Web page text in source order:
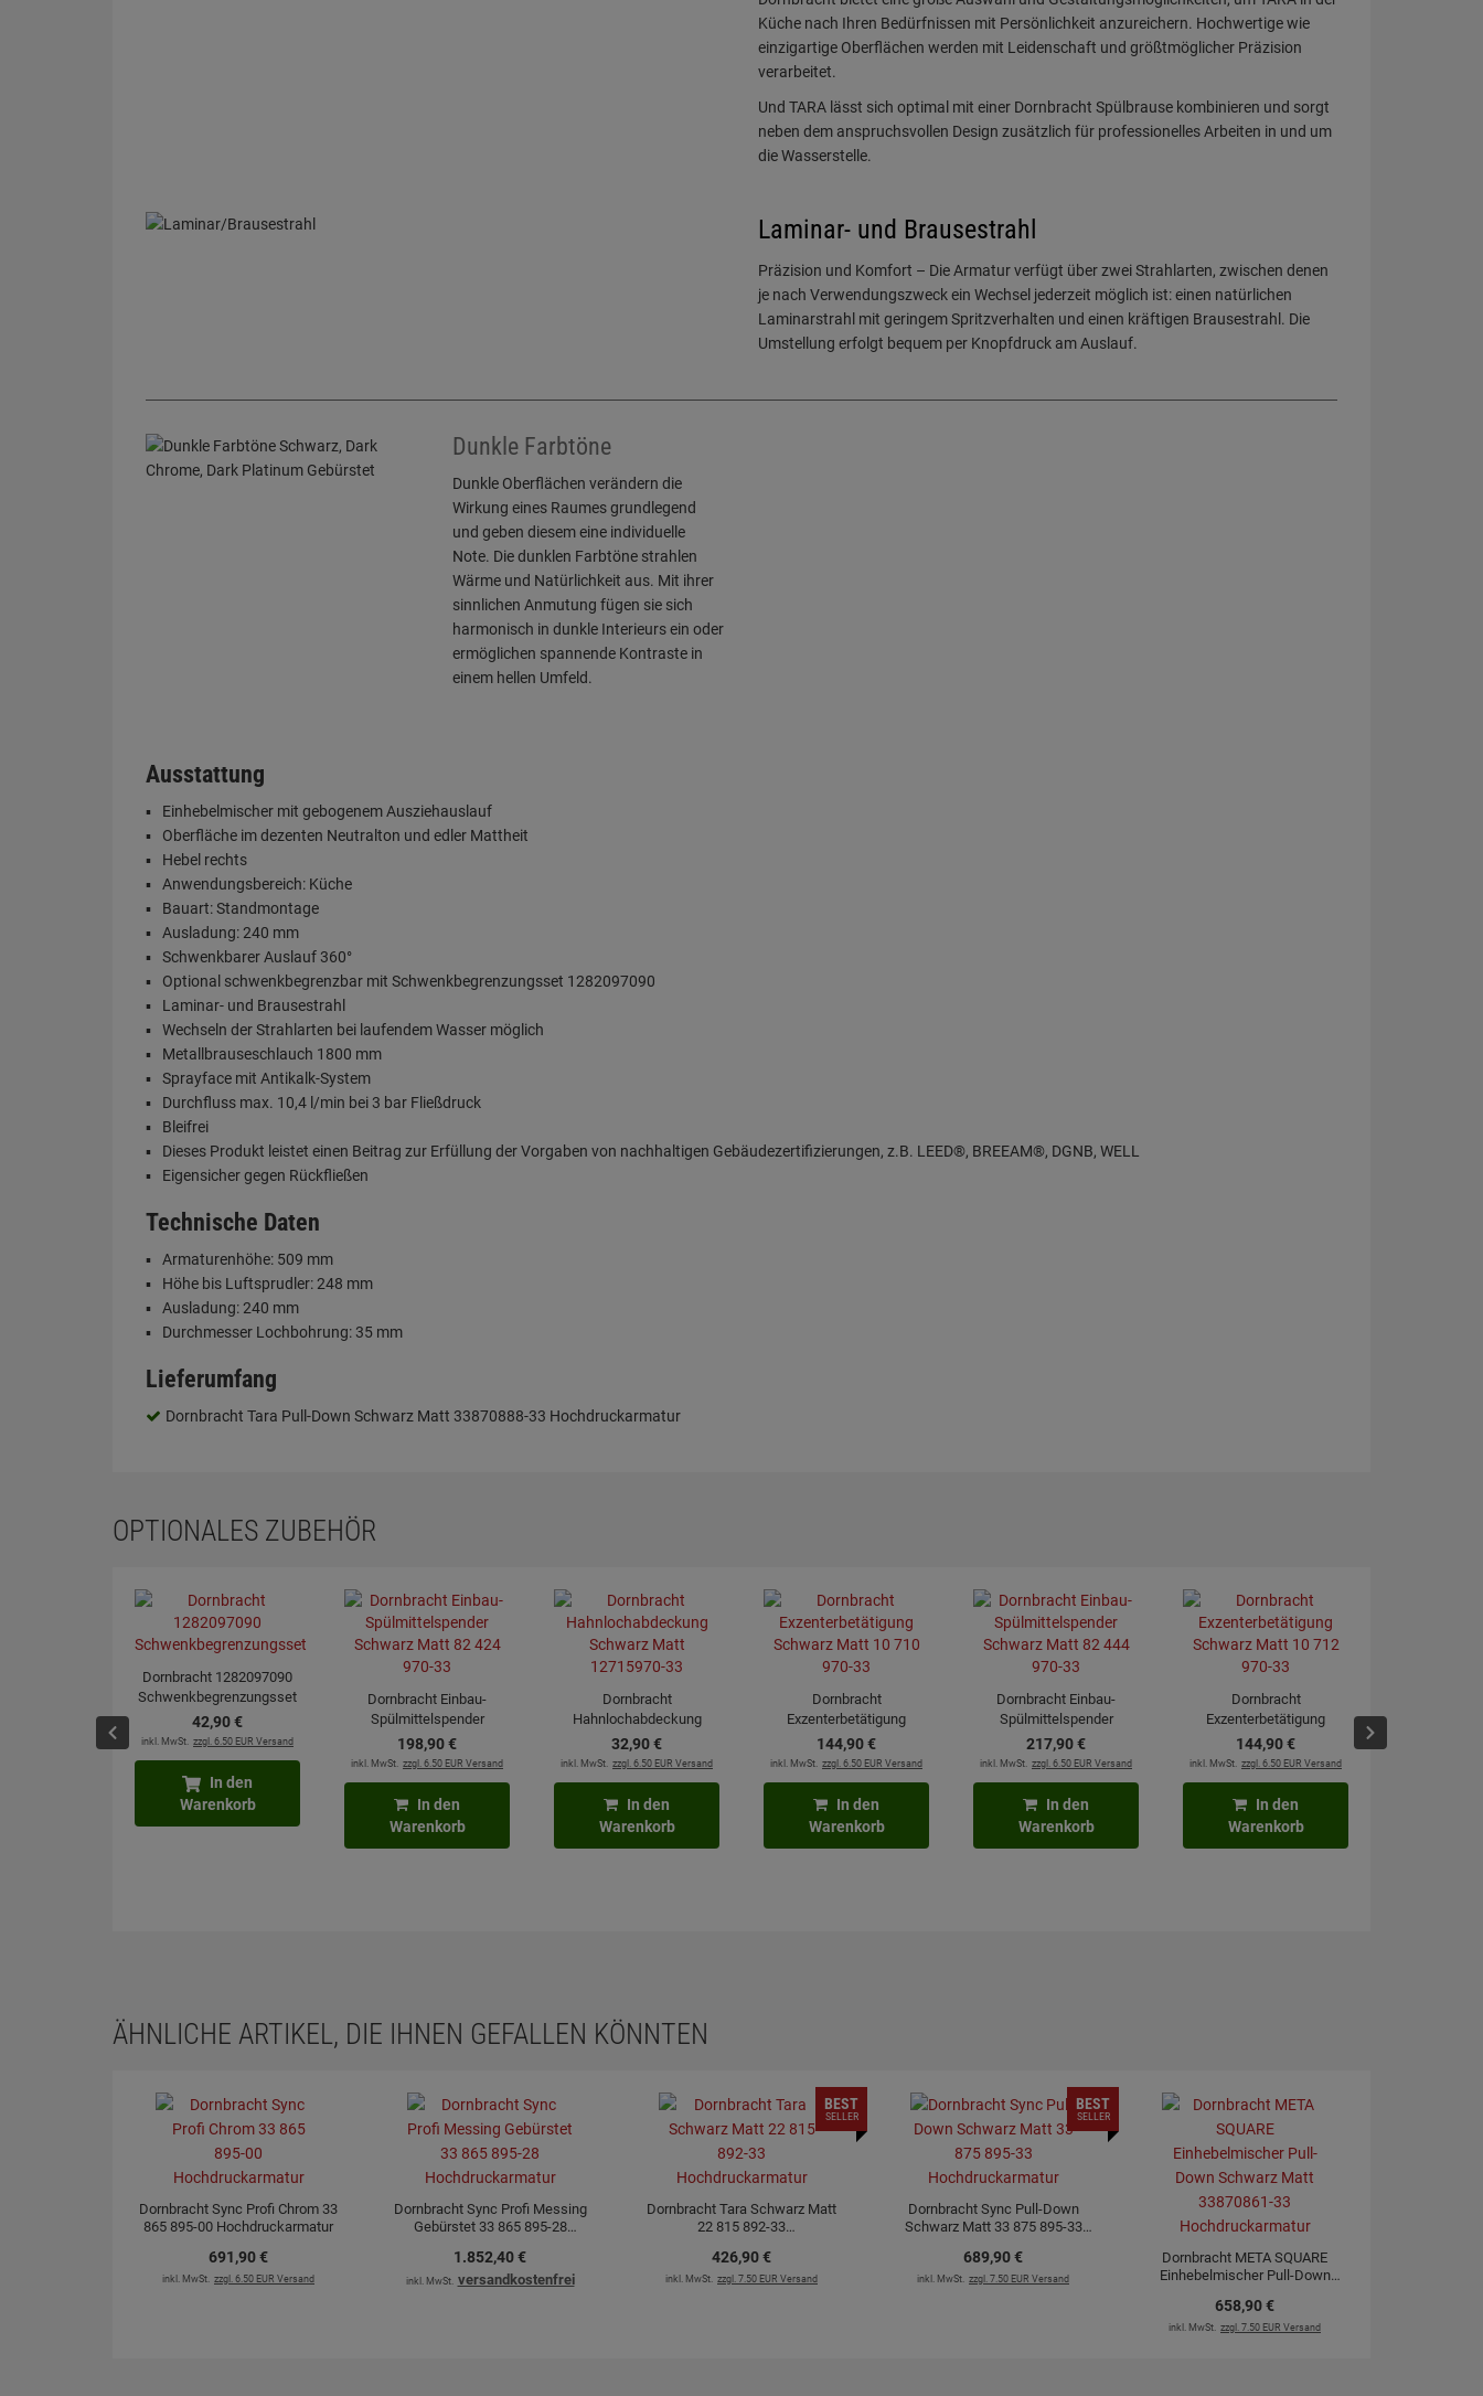
Küche nach Ihren Bedürfnissen mit Persönlichkeit anzureichern. Hochwertige wie
einzigartige Oberflächen werden mit Leidenschaft und größtmöglicher Präzision
verarbeitet.
Und TARA lässt sich optimal mit einer Dornbracht Spülbrause kombinieren und sorgt
neben dem anspruchsvollen Design zusätzlich für professionelles Arbeiten in und um
die Wasserstelle.
Laminar- und Brausestrahl
Präzision und Komfort – Die Armatur verfügt über zwei Strahlarten, zwischen denen
je nach Verwendungszweck ein Wechsel jederzeit möglich ist: einen natürlichen
Laminarstrahl mit geringem Spritzverhalten und einen kräftigen Brausestrahl. Die
Umstellung erfolgt bequem per Knopfdruck am Auslauf.
Dunkle Farbtöne
Dunkle Oberflächen verändern die
Wirkung eines Raumes grundlegend
und geben diesem eine individuelle
Note. Die dunklen Farbtöne strahlen
Wärme und Natürlichkeit aus. Mit ihrer
sinnlichen Anmutung fügen sie sich
harmonisch in dunkle Interieurs ein oder
ermöglichen spannende Kontraste in
einem hellen Umfeld.
Ausstattung
Einhebelmischer mit gebogenem Ausziehauslauf
Oberfläche im dezenten Neutralton und edler Mattheit
Hebel rechts
Anwendungsbereich: Küche
Bauart: Standmontage
Ausladung: 240 mm
Schwenkbarer Auslauf 360°
Optional schwenkbegrenzbar mit Schwenkbegrenzungsset 1282097090
Laminar- und Brausestrahl
Wechseln der Strahlarten bei laufendem Wasser möglich
Metallbrauseschlauch 1800 mm
Sprayface mit Antikalk-System
Durchfluss max. 10,4 l/min bei 3 bar Fließdruck
Bleifrei
Dieses Produkt leistet einen Beitrag zur Erfüllung der Vorgaben von nachhaltigen Gebäudezertifizierungen, z.B. LEED®, BREEAM®, DGNB, WELL
Eigensicher gegen Rückfließen
Technische Daten
Armaturenhöhe: 509 mm
Höhe bis Luftsprudler: 248 mm
Ausladung: 240 mm
Durchmesser Lochbohrung: 35 mm
Lieferumfang
Dornbracht Tara Pull-Down Schwarz Matt 33870888-33 Hochdruckarmatur
OPTIONALES ZUBEHÖR
Dornbracht 1282097090
Schwenkbegrenzungsset
42,90€
inkl. MwSt. zzgl. 6.50 EUR Versand
In den
Warenkorb
Dornbracht Einbau-
Spülmittelspender
Schwarz Matt 82 424 970-
33
198,90€
inkl. MwSt. zzgl. 6.50 EUR Versand
In den
Warenkorb
Dornbracht
Hahnlochabdeckung
Schwarz Matt 12715970-
33
32,90€
inkl. MwSt. zzgl. 6.50 EUR Versand
In den
Warenkorb
Dornbracht
Exzenterbetätigung
Schwarz Matt 10 710 970-
33
144,90€
inkl. MwSt. zzgl. 6.50 EUR Versand
In den
Warenkorb
Dornbracht Einbau-
Spülmittelspender
Schwarz Matt 82 444 970-
33
217,90€
inkl. MwSt. zzgl. 6.50 EUR Versand
In den
Warenkorb
Dornbracht
Exzenterbetätigung
Schwarz Matt 10 712 970-
33
144,90€
inkl. MwSt. zzgl. 6.50 EUR Versand
In den
Warenkorb
ÄHNLICHE ARTIKEL, DIE IHNEN GEFALLEN KÖNNTEN
Dornbracht Sync Profi Chrom 33
865 895-00 Hochdruckarmatur
691,90€
inkl. MwSt. zzgl. 6.50 EUR Versand
Dornbracht Sync Profi Messing
Gebürstet 33 865 895-28
1.852,40€
inkl. MwSt. versandkostenfrei
Dornbracht Tara Schwarz Matt
22 815 892-33
426,90€
inkl. MwSt. zzgl. 7.50 EUR Versand
BEST
SELLER
Dornbracht Sync Pull-Down
Schwarz Matt 33 875 895-33
689,90€
inkl. MwSt. zzgl. 7.50 EUR Versand
BEST
SELLER
Dornbracht META SQUARE
Einhebelmischer Pull-Down
Hochdruckarmatur
658,90€
inkl. MwSt. zzgl. 7.50 EUR Versand